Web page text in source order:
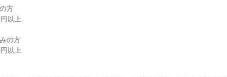
方
以上
の方
以上